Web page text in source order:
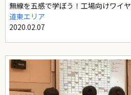
無線を五感で学ぼう！工場向けワイ
道東エリア
2020.02.07